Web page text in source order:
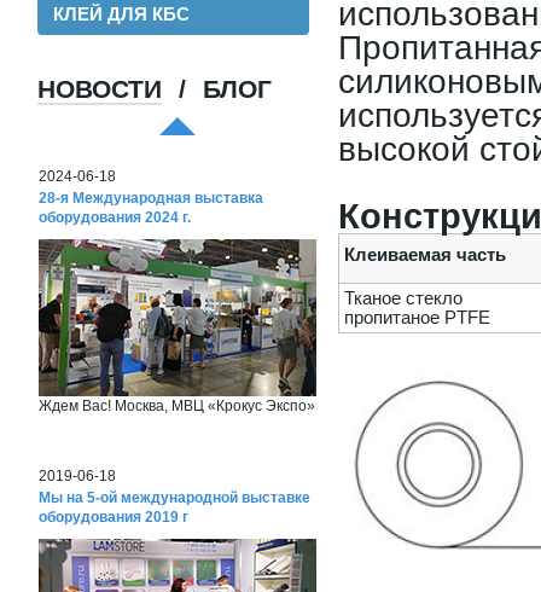
КЛЕЙ ДЛЯ КБС
НОВОСТИ / БЛОГ
Хорошая пленка для ламинации, для
хороших клиентов!
2024-06-18
28-я Международная выставка
оборудования 2024 г.
Ждем Вас! Москва, МВЦ «Крокус Экспо»
2019-06-18
Мы на 5-ой международной выставке
оборудования 2019 г
высокой
Клеиваемая часть
Тканое стекло
пропитаное PTFE